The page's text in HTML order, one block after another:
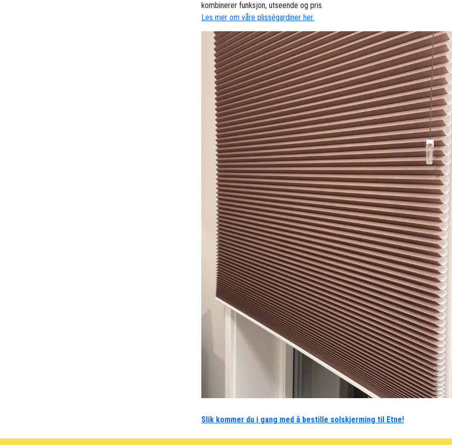
kombinerer funksjon, utseende og pris.
Les mer om våre plisségardiner her.
Slik kommer du i gang med å bestille solskjerming til Etne!